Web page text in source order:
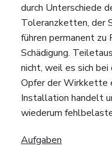
durch Unterschiede
Toleranzketten, der
führen permanent
Schädigung.
nicht, weil es sich bei
Opfer der Wirkkette
Installation handelt
wiederum
Aufgaben